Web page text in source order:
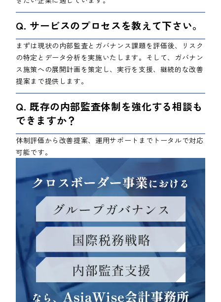
Q. サービスのプロセスを教えて下さい。
まずは現状の内部監査とガバナンス課題を評価後、リスク
の特定とデータ分析を実施いたします。そして、ガバナン
ス施策への展開計画を策定し、実行を支援、継続的な改善
提案まで提供します。
Q. 既存の内部監査体制を強化する相談も
できますか？
体制評価から改善提案、運用サポートまでトータルで対応
可能です。